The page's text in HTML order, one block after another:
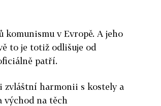
komunismu v Evropě. A jeho
to je totiž odlišuje od
patří.
zvláštní harmonii s kostely a
na těch